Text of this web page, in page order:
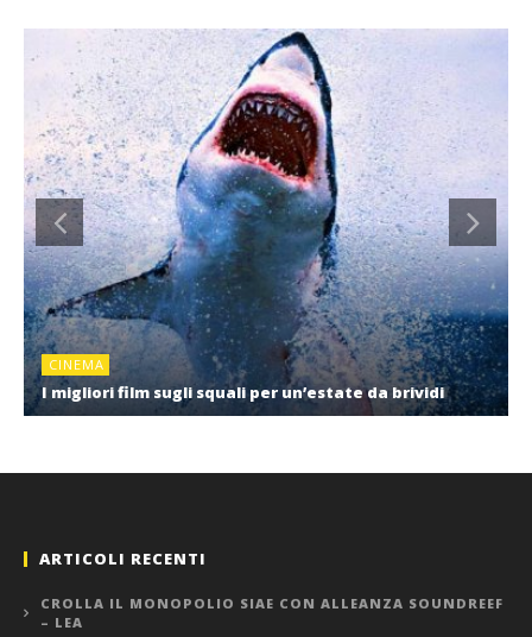
CINEMA
I migliori film sugli squali per un’estate da brividi
ARTICOLI RECENTI
CROLLA IL MONOPOLIO SIAE CON ALLEANZA SOUNDREEF
– LEA